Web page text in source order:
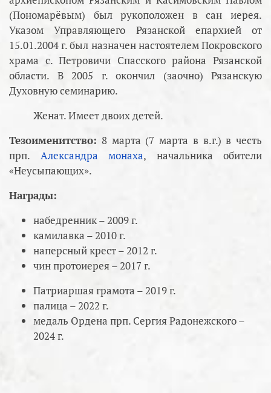
(Пономарёвым) был рукоположен в сан иерея.
Указом Управляющего Рязанской епархией от
15.01.2004 г. был назначен настоятелем Покровского
храма с. Петровичи Спасского района Рязанской
области. В 2005 г. окончил (заочно) Рязанскую
Духовную семинарию.
Женат. Имеет двоих детей.
Тезоименитство: 8 марта (7 марта в в.г.) в честь
прп. Александра монаха, начальника обители
«Неусыпающих».
Награды:
набедренник – 2009 г.
камилавка – 2010 г.
наперсный крест – 2012 г.
чин протоиерея – 2017 г.
Патриаршая грамота – 2019 г.
палица – 2022 г.
медаль Ордена прп. Сергия Радонежского –
2024 г.